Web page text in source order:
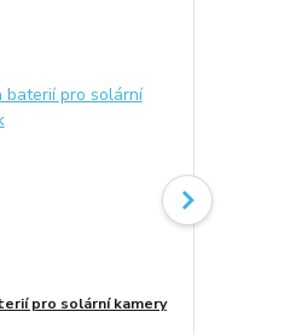
pro solární kamery